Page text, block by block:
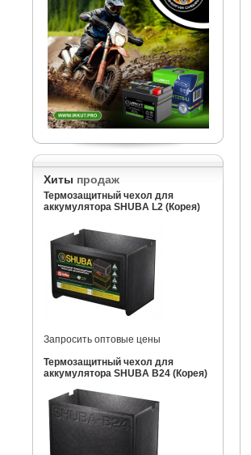
Хиты продаж
Термозащитный чехол для
аккумулятора SHUBA L2 (Корея)
Запросить оптовые цены
Термозащитный чехол для
аккумулятора SHUBA B24 (Корея)